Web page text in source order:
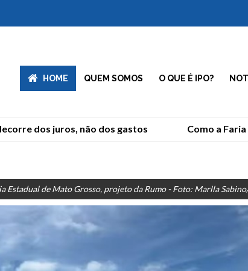
HOME QUEM SOMOS O QUE É IPO?
dos juros, não dos gastos Como a Faria
Estadual de Mato Grosso, projeto da Rumo - Foto: Marlla